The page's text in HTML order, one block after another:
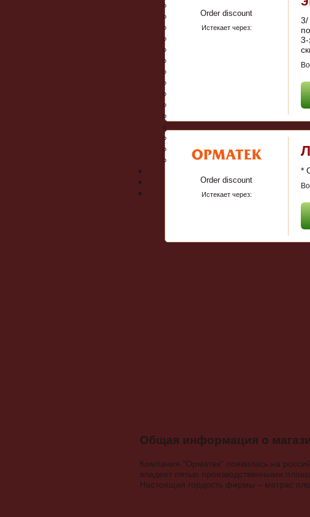
Order discount
Истекает через:
3/
3-
Order discount
Истекает через:
*
Общая информация о
Компания "Орматек" появилась на
владеет пятью производственными
Настоящая гордость фирмы – матрас